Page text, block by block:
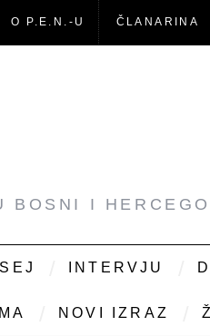
O P.E.N.-U ČLANARINA
BOSNI I
INTERVJU
NOVI IZRAZ